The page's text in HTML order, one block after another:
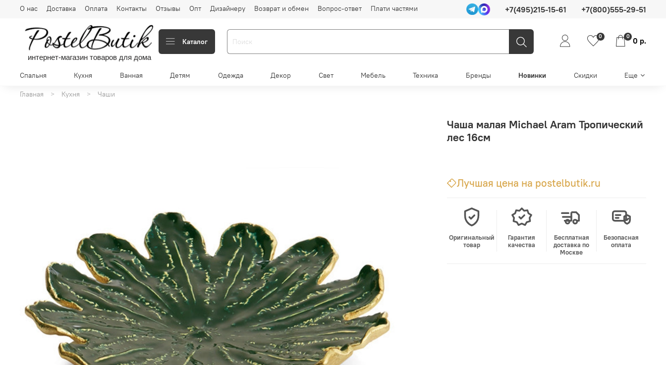
О нас Доставка Оплата Контакты Отзывы Опт Дизайнеру Возврат и обмен Вопрос-ответ Плати частями +7(495)215-15-61 +7(800)555-29-51
интернет-магазин товаров для дома
Каталог
0 0 0 р.
Спальня Кухня Ванная Детям Одежда Декор Свет Мебель Техника Бренды Новинки Скидки Еще
Главная Кухня Чаши
Чаша малая Michael Aram Тропический
лес 16см
Лучшая цена на postelbutik.ru
Оригинальный
товар
Гарантия
качества
Бесплатная
доставка по
Москве
Безопасная
оплата